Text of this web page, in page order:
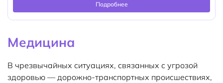
Подробнее
Медицина
В чрезвычайных ситуациях, связанных с угрозой
здоровью — дорожно-транспортных происшествиях,